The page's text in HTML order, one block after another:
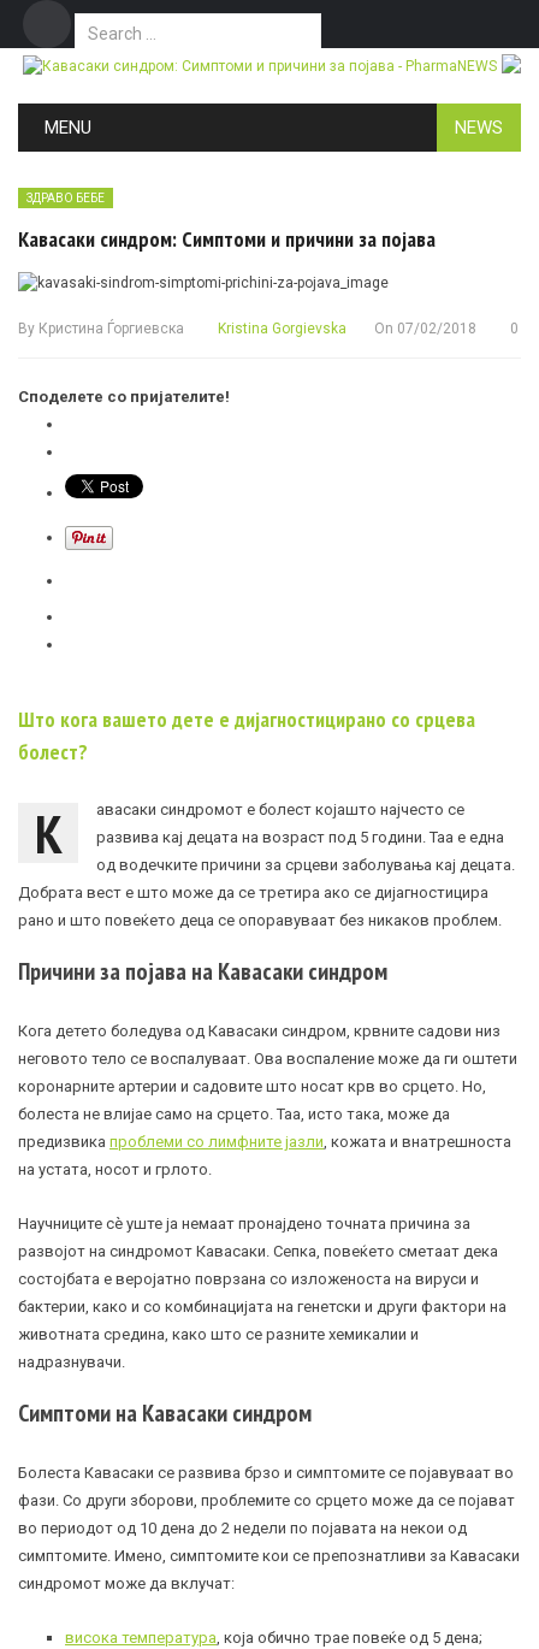
Search for:
MENU NEWS
ЗДРАВО БЕБЕ
Кавасаки синдром: Симптоми и причини за појава
By Кристина Ѓоргиевска Kristina Gorgievska On 07/02/2018 0
Споделете со пријателите!
Што кога вашето дете е дијагностицирано со срцева
болест?
К
авасаки синдромот е болест којашто најчесто се
развива кај децата на возраст под 5 години. Таа е една
од водечките причини за срцеви заболувања кај децата.
Добрата вест е што може да се третира ако се дијагностицира
рано и што повеќето деца се опоравуваат без никаков проблем.
Причини за појава на Кавасаки синдром
Кога детето боледува од Кавасаки синдром, крвните садови низ
неговото тело се воспалуваат. Ова воспаление може да ги оштети
коронарните артерии и садовите што носат крв во срцето. Но,
болеста не влијае само на срцето. Таа, исто така, може да
предизвика проблеми со лимфните јазли, кожата и внатрешноста
на устата, носот и грлото.
Научниците сè уште ја немаат пронајдено точната причина за
развојот на синдромот Кавасаки. Сепка, повеќето сметаат дека
состојбата е веројатно поврзана со изложеноста на вируси и
бактерии, како и со комбинацијата на генетски и други фактори на
животната средина, како што се разните хемикалии и
надразнувачи.
Симптоми на Кавасаки синдром
Болеста Кавасаки се развива брзо и симптомите се појавуваат во
фази. Со други зборови, проблемите со срцето може да се појават
во периодот од 10 дена до 2 недели по појавата на некои од
симптомите. Имено, симптомите кои се препознатливи за Кавасаки
синдромот може да вклучат:
висока температура, која обично трае повеќе од 5 дена;